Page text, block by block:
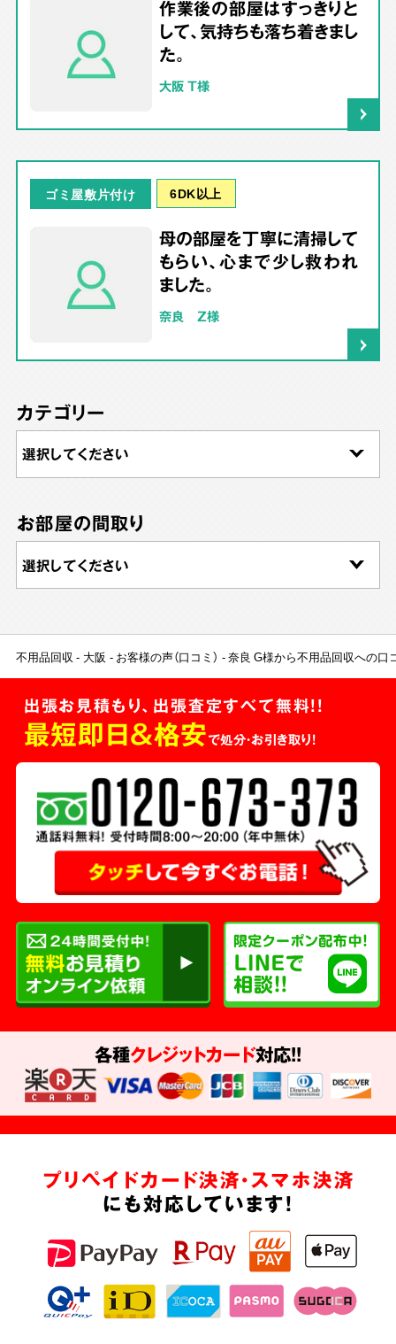
作業後の部屋はすっきりと
して、気持ちも落ち着きまし
た。
大阪 T様
ゴミ屋敷片付け 6DK以上
母の部屋を丁寧に清掃して
もらい、心まで少し救われ
ました。
奈良 Z様
カテゴリー
お部屋の間取り
不用品回収 大阪 お客様の声（口コミ） 奈良 G様から不用品回収への口
出張お見積もり、出張査定すべて無料!!
最短即日＆格安で処分・お引き取り！
各種クレジットカード対応!!
プリペイドカード決済・スマホ決済
にも対応しています!